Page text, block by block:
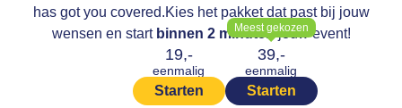
has got you covered.Kies het pakket dat past bij jouw
wensen en start binnen 2 minutenjouw event!
19,-
eenmalig
Starten
Meest gekozen
39,-
eenmalig
Starten